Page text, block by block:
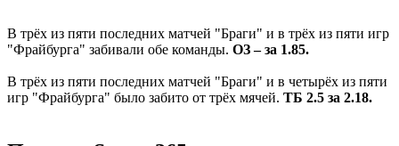
В трёх из пяти последних матчей "Браги" и в трёх из пяти игр
"Фрайбурга" забивали обе команды. ОЗ – за 1.85.
В трёх из пяти последних матчей "Браги" и в четырёх из пяти
игр "Фрайбурга" было забито от трёх мячей. ТБ 2.5 за 2.18.